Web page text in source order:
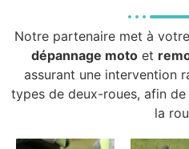
Notre partenaire met à
dépannage motoet
assurant une intervention
types de deux-roues, afin
la